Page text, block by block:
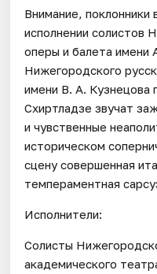
Внимание, поклонники
исполнении солистов
оперы и балета имени
Нижегородского
имени В. А. Кузнецова
Схиртладзе звучат
и чувственные
историческом
сцену совершенная
темпераментная
Исполнители:
Солисты
академического